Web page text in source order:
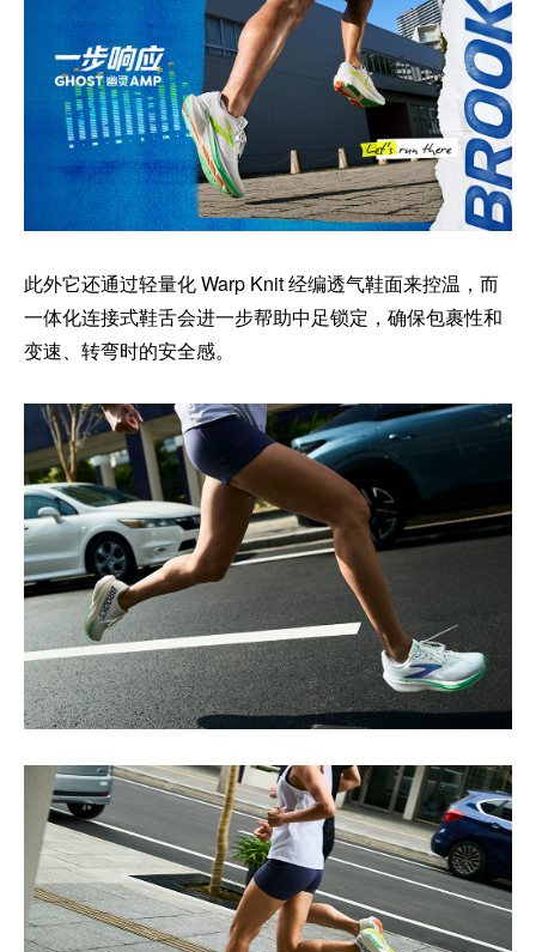
此外它还通过轻量化 Warp Knit 经编透气鞋面来控温，而
一体化连接式鞋舌会进一步帮助中足锁定，确保包裹性和
变速、转弯时的安全感。